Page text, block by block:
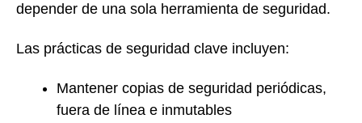
depender de una sola herramienta de seguridad.
Las prácticas de seguridad clave incluyen:
Mantener copias de seguridad periódicas,
fuera de línea e inmutables